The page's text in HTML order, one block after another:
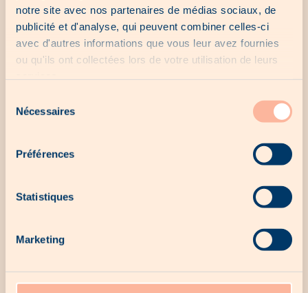
notre site avec nos partenaires de médias sociaux, de
publicité et d'analyse, qui peuvent combiner celles-ci
avec d'autres informations que vous leur avez fournies
ou qu'ils ont collectées lors de votre utilisation de leurs
Nécessaires
Préférences
Statistiques
Marketing
No last chance for the moment...
No local offer for the moment...
Our exclusive products
No exclusive products for the moment...